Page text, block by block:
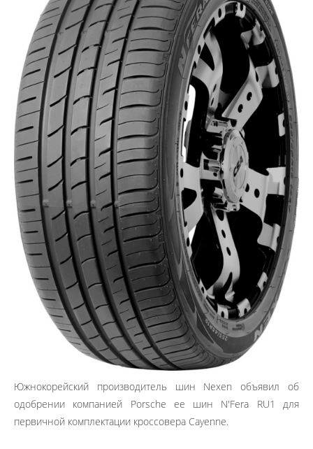
Южнокорейский производитель шин Nexen объявил об
одобрении компанией Porsche ее шин N'Fera RU1 для
первичной комплектации кроссовера Cayenne.